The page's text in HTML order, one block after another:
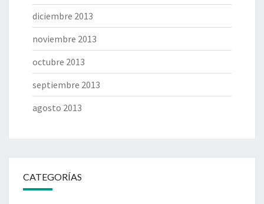
diciembre 2013
noviembre 2013
octubre 2013
septiembre 2013
agosto 2013
CATEGORÍAS